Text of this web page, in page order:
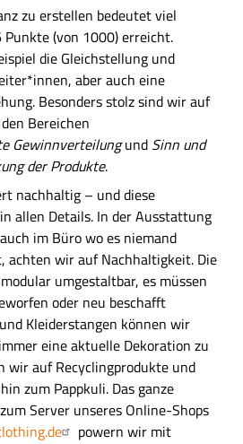
zu erstellen bedeutet viel
(von 1000) erreicht.
die Gleichstellung und
aber auch eine
Besonders stolz sind wir auf
Bereichen
Gewinnverteilungund Sinn und
der Produkte.
nachhaltig – und diese
allen Details. In der Ausstattung
im Büro wo es niemand
achten wir auf Nachhaltigkeit. Die
umgestaltbar, es müssen
oder neu beschafft
Kleiderstangen können wir
eine aktuelle Dekoration zu
wir auf Recyclingprodukte und
zum Pappkuli. Das ganze
Server unseres Online-Shops
powern wir mit